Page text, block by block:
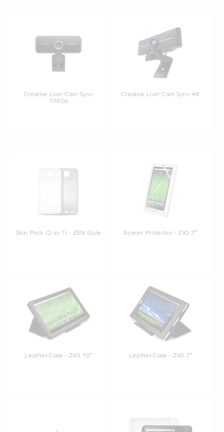
Creative Live! Cam Sync
1080p
Creative Live! Cam Sync 4K
Skin Pack (2-in-1) - ZEN Style Screen Protector - ZiiO 7″
Leather Case - ZiiO 10″ Leather Case - ZiiO 7″